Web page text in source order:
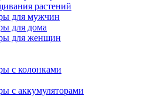
растений
для мужчин
для дома
для женщин
с колонками
с аккумуляторами